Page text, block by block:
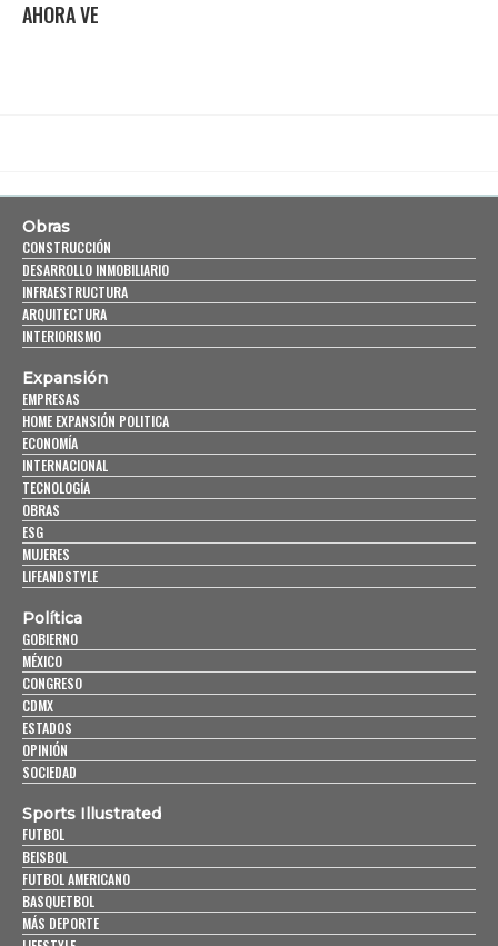
AHORA VE
Obras
CONSTRUCCIÓN
DESARROLLO INMOBILIARIO
INFRAESTRUCTURA
ARQUITECTURA
INTERIORISMO
Expansión
EMPRESAS
HOME EXPANSIÓN POLITICA
ECONOMÍA
INTERNACIONAL
TECNOLOGÍA
OBRAS
ESG
MUJERES
LIFEANDSTYLE
Política
GOBIERNO
MÉXICO
CONGRESO
CDMX
ESTADOS
OPINIÓN
SOCIEDAD
Sports Illustrated
FUTBOL
BEISBOL
FUTBOL AMERICANO
BASQUETBOL
MÁS DEPORTE